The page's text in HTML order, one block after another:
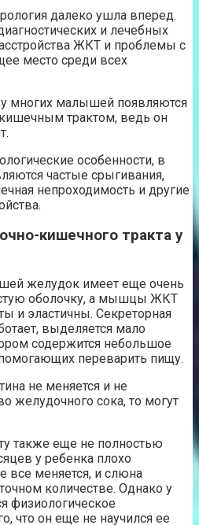
далеко ушла вперед.
и лечебных
ЖКТ и проблемы с
место среди всех
многих малышей появляются
трактом, ведь он
особенности, в
частые срыгивания,
непроходимость и другие
кишечного тракта у
желудок имеет еще очень
оболочку, а мышцы ЖКТ
и эластичны. Секреторная
выделяется мало
содержится небольшое
переварить пищу.
не меняется и не
желудочного сока, то могут
также еще не полностью
у ребенка плохо
все меняется, и слюна
количестве. Однако у
физиологическое
что он еще не научился ее